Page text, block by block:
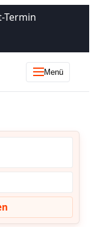
Termin
Menü